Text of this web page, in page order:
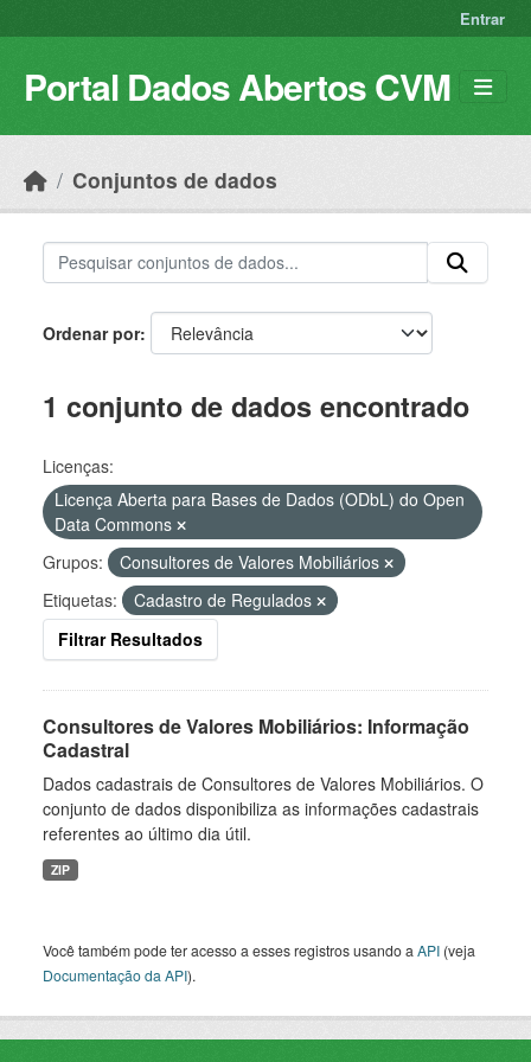
Entrar
Portal Dados Abertos CVM
Conjuntos de dados
Ordenar por
1 conjunto de dados encontrado
Licenças:
Licença Aberta para Bases de Dados (ODbL) do Open
Data Commons
Grupos:
Consultores de Valores Mobiliários
Etiquetas:
Cadastro de Regulados
Filtrar Resultados
Consultores de Valores Mobiliários: Informação
Cadastral
Dados cadastrais de Consultores de Valores Mobiliários. O
conjunto de dados disponibiliza as informações cadastrais
referentes ao último dia útil.
ZIP
Você também pode ter acesso a esses registros usando a API (veja
Documentação da API).